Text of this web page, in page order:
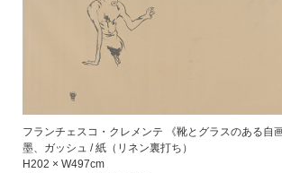
フランチェスコ・クレメンテ 《靴とグラスのある自
墨、ガッシュ / 紙（リネン裏打ち）
H202 × W497cm